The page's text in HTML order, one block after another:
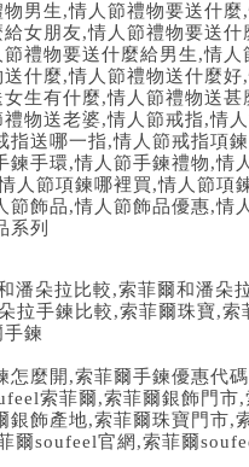
男生,情人節禮物要送什麼,
女朋友,情人節禮物要送什
節禮物要送什麼給男生,情人
什麼,情人節禮物送什麼好,
生有什麼,情人節禮物送甚
禮物送老婆,情人節戒指,情
指送哪一指,情人節戒指項鍊
鍊手環,情人節手鍊禮物,情
人節項鍊哪裡買,情人節項
節飾品,情人節飾品優惠,情
系列
潘朵拉比較,索菲爾和潘朵
拉手鍊比較,索菲爾珠寶,索
鍊
怎麼開 ,索菲爾手鍊優惠代碼
索菲爾,索菲爾銀飾門市,
銀飾產地,索菲爾珠寶門市,
爾soufeel官網 ,索菲爾